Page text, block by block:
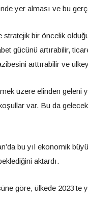
yer alması ve bu
bir öncelik
gücünü artırabilir,
arttırabilir ve
üzere elinden
var. Bu da
bu yıl ekonomik
aktardı.
göre, ülkede 2023’te